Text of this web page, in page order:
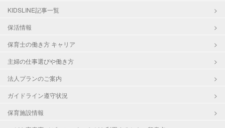
KIDSLINE記事一覧
保活情報
保育士の働き方 キャリア
主婦の仕事選びや働き方
法人プランのご案内
ガイドライン遵守状況
保育施設情報